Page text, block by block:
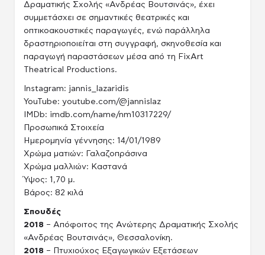
Δραματικής Σχολής «Ανδρέας Βουτσινάς», έχει
συμμετάσχει σε σημαντικές θεατρικές και
οπτικοακουστικές παραγωγές, ενώ παράλληλα
δραστηριοποιείται στη συγγραφή, σκηνοθεσία και
παραγωγή παραστάσεων μέσα από τη FixArt
Theatrical Productions.
Instagram: jannis_lazaridis
YouTube: youtube.com/@jannislaz
IMDb: imdb.com/name/nm10317229/
Προσωπικά Στοιχεία
Ημερομηνία γέννησης: 14/01/1989
Χρώμα ματιών: Γαλαζοπράσινα
Χρώμα μαλλιών: Καστανά
Ύψος: 1,70 μ.
Βάρος: 82 κιλά
Σπουδές
2018 – Απόφοιτος της Ανώτερης Δραματικής Σχολής
«Ανδρέας Βουτσινάς», Θεσσαλονίκη.
2018 – Πτυχιούχος Εξαγωγικών Εξετάσεων